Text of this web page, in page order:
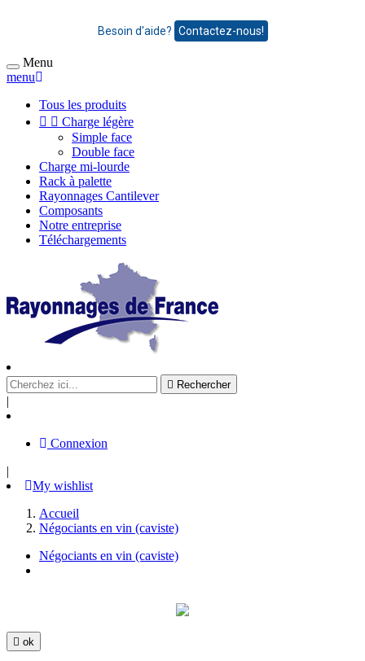
Besoin d'aide? Contactez-nous!
Menu
menu
Tous les produits
  Charge légère
Simple face
Double face
Charge mi-lourde
Rack à palette
Rayonnages Cantilever
Composants
Notre entreprise
Téléchargements
 Rechercher
|
Connexion
|
My wishlist
Accueil
Négociants en vin (caviste)
Négociants en vin (caviste)
 ok